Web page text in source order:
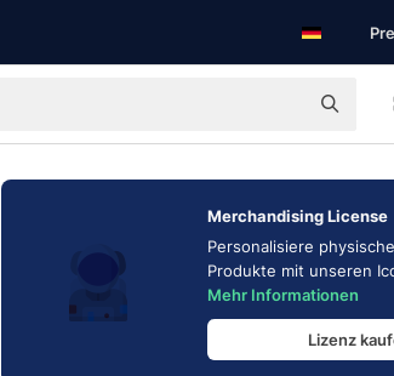
Merchandising License
Personalisiere
Produkte mit unseren
Mehr Informationen
Lizenz